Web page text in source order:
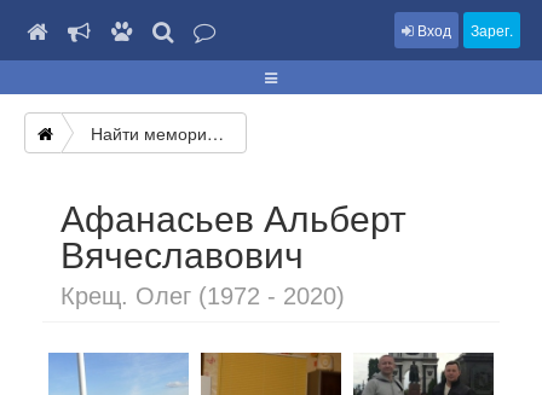
Вход Зарег.
Найти мемориал
Афанасьев Альберт
Вячеславович
Крещ. Олег (1972 - 2020)